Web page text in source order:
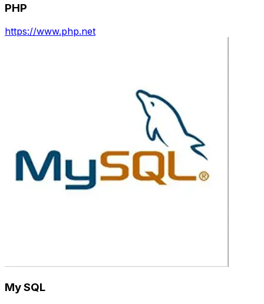
PHP
https://www.php.net
My SQL